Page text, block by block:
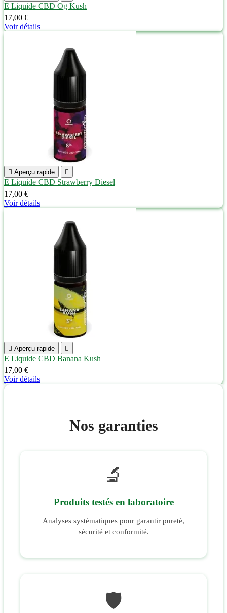
E Liquide CBD Og Kush
17,00 €
Voir détails
 Aperçu rapide 
E Liquide CBD Strawberry Diesel
17,00 €
Voir détails
 Aperçu rapide 
E Liquide CBD Banana Kush
17,00 €
Voir détails
Nos garanties
🔬
Produits testés en laboratoire
Analyses systématiques pour garantir pureté,
sécurité et conformité.
🛡️